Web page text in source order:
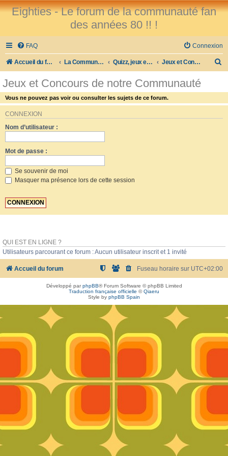
Eighties - Le forum de la communauté fan
des années 80 !! !
FAQ Connexion
Accueil du forum La Communauté des Fans des 80's ! Quizz, jeux et concours !!! Jeux et Concours de notre Communauté
Jeux et Concours de notre Communauté
Vous ne pouvez pas voir ou consulter les sujets de ce forum.
CONNEXION
Nom d’utilisateur :
Mot de passe :
Se souvenir de moi
Masquer ma présence lors de cette session
QUI EST EN LIGNE ?
Utilisateurs parcourant ce forum : Aucun utilisateur inscrit et 1 invité
Accueil du forum Fuseau horaire sur UTC+02:00
Développé parphpBB® Forum Software © phpBB Limited
Traduction française officielle ©Qiaeru
Style by phpBB Spain